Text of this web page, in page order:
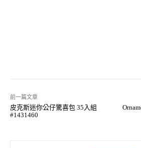
前一篇文章
皮克斯迷你公仔驚喜包 35入組
#1431460